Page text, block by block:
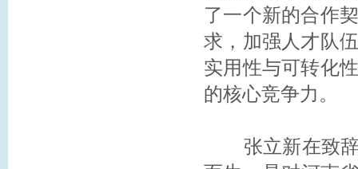
了一个新的合作
求，加强人才队
实用性与可转化
的核心竞争力。
张立新在致辞